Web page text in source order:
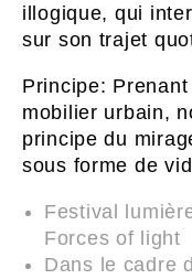
illogique, qui
sur son trajet
Principe:
mobilier urbain,
principe du
sous forme de
Festival
Forces of light
Dans le cadre